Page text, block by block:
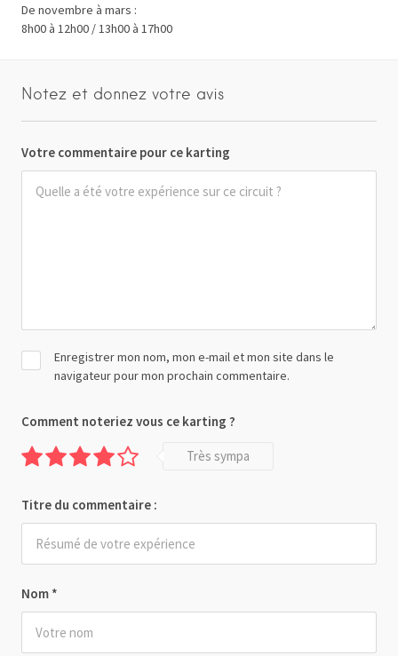
De novembre à mars :
8h00 à 12h00 / 13h00 à 17h00
Notez et donnez votre avis
Votre commentaire pour ce karting
Nom *
Enregistrer mon nom, mon e-mail et mon site dans le
navigateur pour mon prochain commentaire.
Comment noteriez vous ce karting ?
Très sympa
Titre du commentaire :